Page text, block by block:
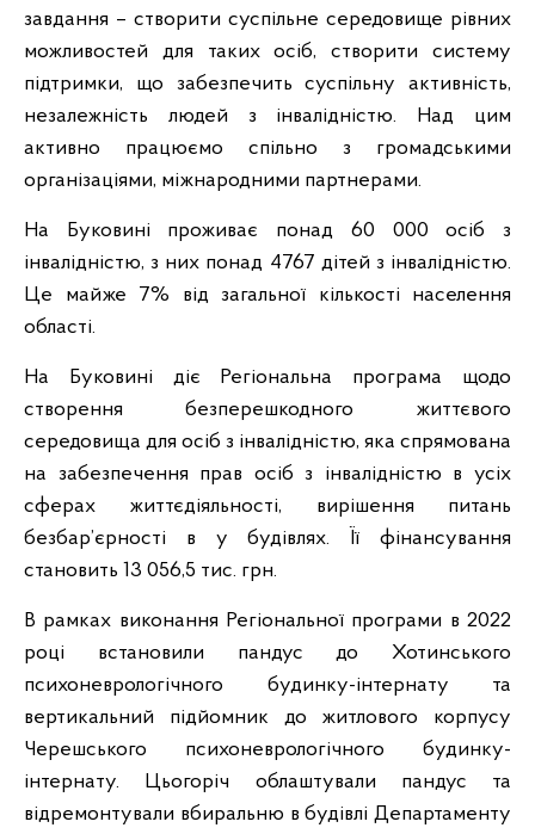
завдання – створити суспільне середовище рівних
можливостей для таких осіб, створити систему
підтримки, що забезпечить суспільну активність,
незалежність людей з інвалідністю. Над цим
активно працюємо спільно з громадськими
організаціями, міжнародними партнерами.
На Буковині проживає понад 60 000 осіб з
інвалідністю, з них понад 4767 дітей з інвалідністю.
Це майже 7% від загальної кількості населення
області.
На Буковині діє Регіональна програма щодо
створення безперешкодного життєвого
середовища для осіб з інвалідністю, яка спрямована
на забезпечення прав осіб з інвалідністю в усіх
сферах життєдіяльності, вирішення питань
безбар’єрності в у будівлях. Її фінансування
становить 13 056,5 тис. грн.
В рамках виконання Регіональної програми в 2022
році встановили пандус до Хотинського
психоневрологічного будинку-інтернату та
вертикальний підйомник до житлового корпусу
Черешського психоневрологічного будинку-
інтернату. Цьогоріч облаштували пандус та
відремонтували вбиральню в будівлі Департаменту